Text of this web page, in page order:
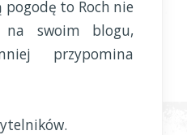
pogodę to Roch nie
na swoim blogu,
przypomina